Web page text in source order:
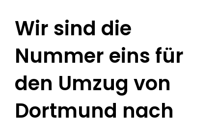
Wir sind die
Nummer eins für
den Umzug von
Dortmund nach